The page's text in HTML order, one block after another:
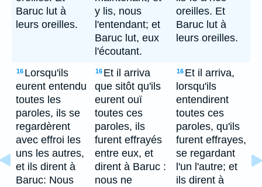
Baruc lut à
leurs oreilles.
y lis, nous
l'entendant; et
Baruc lut, eux
l'écoutant.
oreilles. Et
Baruc lut à
leurs oreilles.
16 Lorsqu'ils
eurent entendu
toutes les
paroles, ils se
regardèrent
avec effroi les
uns les autres,
et ils dirent à
Baruc: Nous
16 Et il arriva
que sitôt qu'ils
eurent ouï
toutes ces
paroles, ils
furent effrayés
entre eux, et
dirent à Baruc :
nous ne
16 Et il arriva,
lorsqu'ils
entendirent
toutes ces
paroles, qu'ils
furent effrayes,
se regardant
l'un l'autre; et
ils dirent à